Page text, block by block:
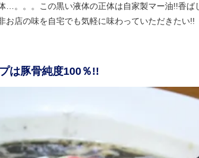
…。。。この黒い液体の正体は自家製マー油!!香ば
店の味を自宅でも気軽に味わっていただきたい!!
は豚骨純度100％!!